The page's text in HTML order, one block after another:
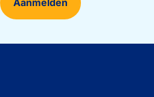
Aanmelden